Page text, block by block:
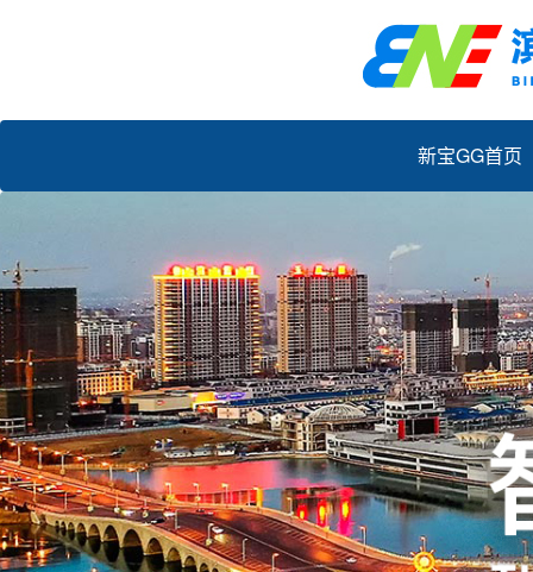
新宝GG首页